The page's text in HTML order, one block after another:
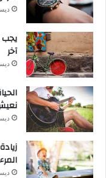
ديسمبر
يجب
آخر
ديسمبر
ديسمبر
ديسمبر